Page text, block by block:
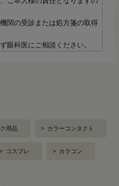
関の受診または処方箋の取得
眼科医にご相談ください。
用品 > カラーコンタクト
> コスプレ > カラコン